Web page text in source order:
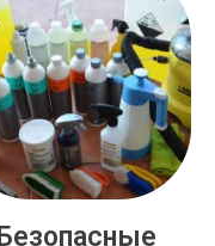
Безопасные